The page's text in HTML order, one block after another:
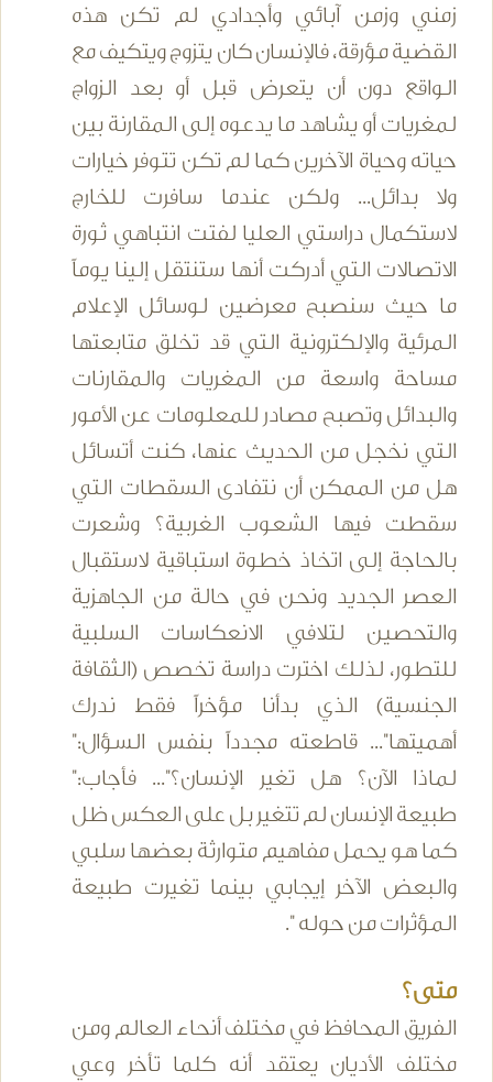
زمني وزمن آبائي وأجدادي لم تكن هذه
القضية مؤرقة، فالإنسان كان يتزوج ويتكيف مع
الواقع دون أن يتعرض قبل أو بعد الزواج
لمغريات أو يشاهد ما يدعوه إلى المقارنة بين
حياته وحياة الآخرين كما لم تكن تتوفر خيارات
ولا بدائل... ولكن عندما سافرت للخارج
لاستكمال دراستي العليا لفتت انتباهي ثورة
الاتصالات التي أدركت أنها ستنتقل إلينا يوماً
ما حيث سنصبح معرضين لوسائل الإعلام
المرئية والإلكترونية التي قد تخلق متابعتها
مساحة واسعة من المغريات والمقارنات
والبدائل وتصبح مصادر للمعلومات عن الأمور
التي نخجل من الحديث عنها، كنت أتسائل
هل من الممكن أن نتفادى السقطات التي
سقطت فيها الشعوب الغربية؟ وشعرت
بالحاجة إلى اتخاذ خطوة استباقية لاستقبال
العصر الجديد ونحن في حالة من الجاهزية
والتحصين لتلافي الانعكاسات السلبية
للتطور، لذلك اخترت دراسة تخصص (الثقافة
الجنسية) الذي بدأنا مؤخراً فقط ندرك
أهميتها"... قاطعته مجدداً بنفس السؤال:"
لماذا الآن؟ هل تغير الإنسان؟"... فأجاب:"
طبيعة الإنسان لم تتغير بل على العكس ظل
كما هو يحمل مفاهيم متوارثة بعضها سلبي
والبعض الآخر إيجابي بينما تغيرت طبيعة
المؤثرات من حوله ".
متى؟
الفريق المحافظ في مختلف أنحاء العالم ومن
مختلف الأديان يعتقد أنه كلما تأخر وعي